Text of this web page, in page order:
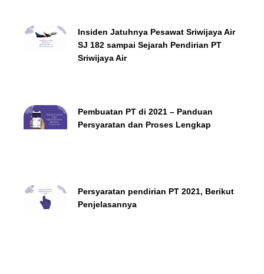
Insiden Jatuhnya Pesawat Sriwijaya Air
SJ 182 sampai Sejarah Pendirian PT
Sriwijaya Air
Pembuatan PT di 2021 – Panduan
Persyaratan dan Proses Lengkap
Persyaratan pendirian PT 2021, Berikut
Penjelasannya